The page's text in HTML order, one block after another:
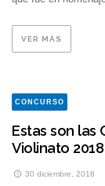
VER MÁS
CONCURSO
Estas son las
Violinato 2018
30 diciembre, 2018